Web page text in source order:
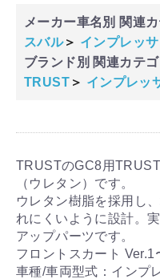
メーカー車名別 関連カ
スバル＞ インプレッサ
ブランド別 関連カテゴ
TRUST ＞ インプレッ
TRUSTのGC8用
（ウレタン）です。
ウレタン樹脂を採用し
れにくいように設計。
アップパーツです。
フロントスカート Ver.1
車種/車両型式：インプ